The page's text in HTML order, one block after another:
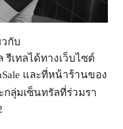
วกับ
รีเทลได้ทางเว็บไซต์
Sale และที่หน้าร้านของ
กลุ่มเซ็นทรัลที่ร่วมรา